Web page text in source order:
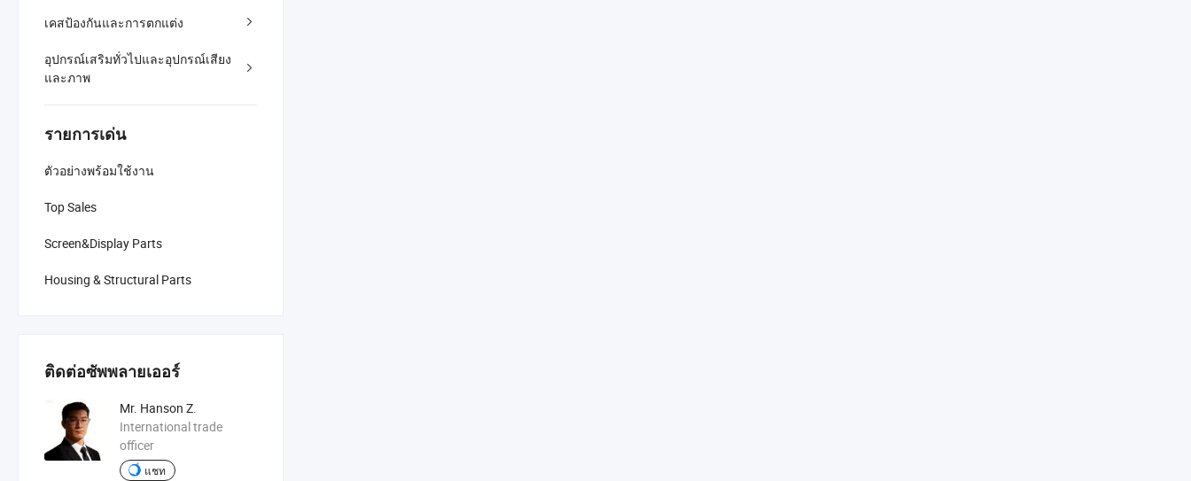
เคสป้องกันและการตกแต่ง
อุปกรณ์เสริมทั่วไปและอุปกรณ์เสียง
และภาพ
รายการเด่น
ตัวอย่างพร้อมใช้งาน
Top Sales
Screen&Display Parts
Housing & Structural Parts
ติดต่อซัพพลายเออร์
Mr. Hanson Z.
International trade
officer
แชท